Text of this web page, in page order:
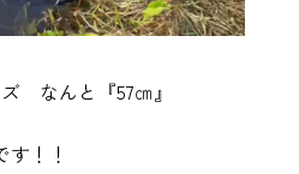
なんと『57㎝』
！！